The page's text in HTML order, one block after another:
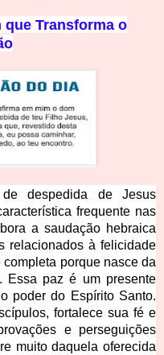
que Transforma o
despedida de Jesus
frequente nas
a saudação hebraica
relacionados à felicidade
porque nasce da
Essa paz é um presente
poder do Espírito Santo.
fortalece sua fé e
e perseguições
muito daquela oferecida